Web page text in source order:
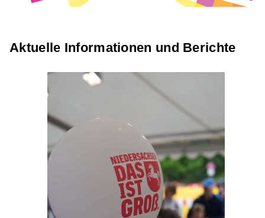
zum Bericht
zum Bericht
zum Bericht
Aktuelle Informationen und Berichte